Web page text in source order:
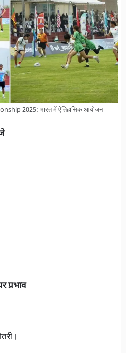
2025: भारत में ऐतिहासिक आयोजन
प्रभाव